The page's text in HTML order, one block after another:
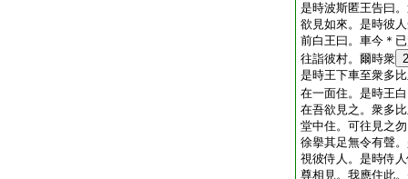
是時波斯匿王告曰
欲見如來。是時彼
前白王曰。車今＊
往詣彼村。爾時衆
是時王下車至衆多
在一面住。是時王
在吾欲見之。衆多
堂中住。可往見之
徐擧其足無令有聲
視彼侍人。是時侍
尊相見。我應住此